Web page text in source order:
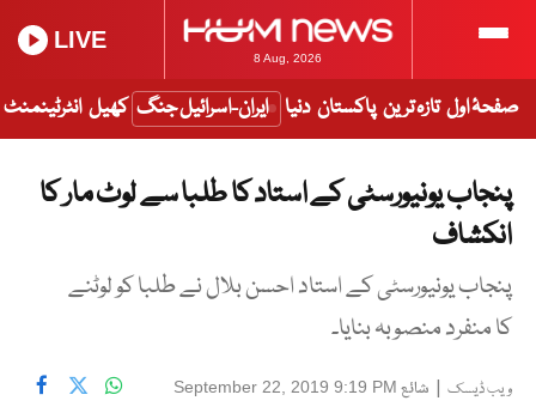
8 Aug, 2026
LIVE
صفحۂ اول تازہ ترین پاکستان دنیا ایران-اسرائیل جنگ کھیل انٹرٹینمنٹ
پنجاب یونیورسٹی کے استاد کا طلبا سے لوٹ مار کا
انکشاف
پنجاب یونیورسٹی کے استاد احسن بلال نے طلبا کو لوٹنے
کا منفرد منصوبہ بنایا۔
ویب ڈیسک | شائع September 22, 2019 9:19 PM